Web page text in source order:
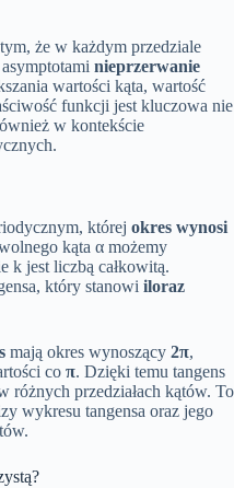
że w każdym przedziale
nieprzerwanie
wartości kąta, wartość
funkcji jest kluczowa nie
w kontekście
której okres wynosi
kąta α możemy
k jest liczbą całkowitą.
który stanowi iloraz
mają okres wynoszący 2π,
co π. Dzięki temu tangens
różnych przedziałach kątów. To
wykresu tangensa oraz jego